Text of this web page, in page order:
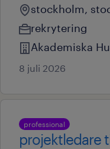
stockholm,
rekrytering
Akademiska
8 juli 2026
professional
projektledare